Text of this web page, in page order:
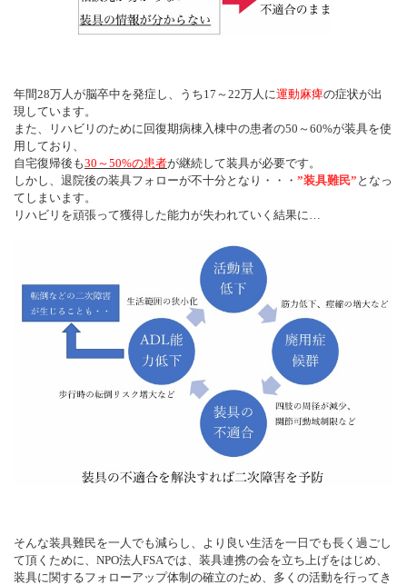
年間28万人が脳卒中を発症し、うち17～22万人に運動麻痺の症状が出
現しています。
また、リハビリのために回復期病棟入棟中の患者の50～60%が装具を使
用しており、
自宅復帰後も30～50%の患者が継続して装具が必要です。
しかし、退院後の装具フォローが不十分となり・・・ ”装具難民” となっ
てしまいます。
リハビリを頑張って獲得した能力が失われていく結果に…
そんな装具難民を一人でも減らし、より良い生活を一日でも長く過ごし
て頂くために、NPO法人FSAでは、装具連携の会を立ち上げをはじめ、
装具に関するフォローアップ体制の確立のため、多くの活動を行ってき